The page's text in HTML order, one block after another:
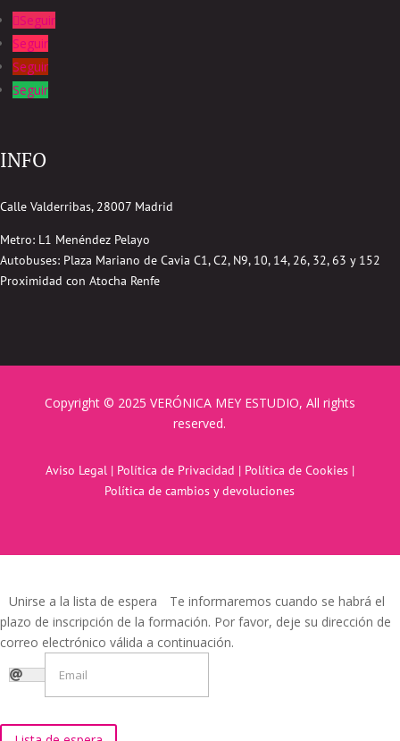
Seguir
Seguir
Seguir
Seguir
INFO
Calle Valderribas, 28007 Madrid
Metro: L1 Menéndez Pelayo
Autobuses: Plaza Mariano de Cavia C1, C2, N9, 10, 14, 26, 32, 63 y 152
Proximidad con Atocha Renfe
Copyright © 2025 VERÓNICA MEY ESTUDIO, All rights
reserved.
Aviso Legal| Política de Privacidad | Política de Cookies|
Política de cambios y devoluciones
Unirse a la lista de espera
Te informaremos cuando se habrá el
plazo de inscripción de la formación. Por favor, deje su dirección de
correo electrónico válida a continuación.